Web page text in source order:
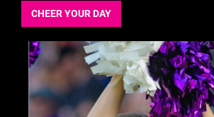
CHEER YOUR DAY